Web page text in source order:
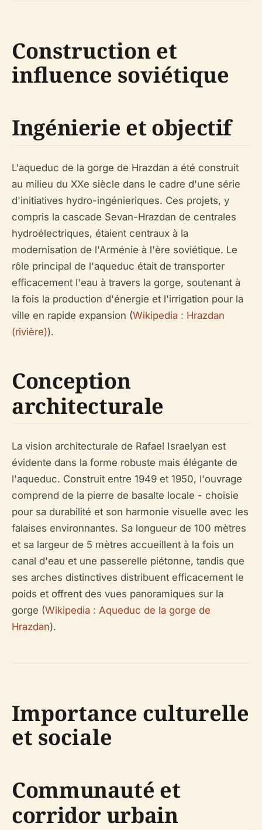
Construction et
influence soviétique
Ingénierie et objectif
L'aqueduc de la gorge de Hrazdan a été construit
au milieu du XXe siècle dans le cadre d'une série
d'initiatives hydro-ingénieriques. Ces projets, y
compris la cascade Sevan-Hrazdan de centrales
hydroélectriques, étaient centraux à la
modernisation de l'Arménie à l'ère soviétique. Le
rôle principal de l'aqueduc était de transporter
efficacement l'eau à travers la gorge, soutenant à
la fois la production d'énergie et l'irrigation pour la
ville en rapide expansion (Wikipedia : Hrazdan
(rivière)).
Conception
architecturale
La vision architecturale de Rafael Israelyan est
évidente dans la forme robuste mais élégante de
l'aqueduc. Construit entre 1949 et 1950, l'ouvrage
comprend de la pierre de basalte locale - choisie
pour sa durabilité et son harmonie visuelle avec les
falaises environnantes. Sa longueur de 100 mètres
et sa largeur de 5 mètres accueillent à la fois un
canal d'eau et une passerelle piétonne, tandis que
ses arches distinctives distribuent efficacement le
poids et offrent des vues panoramiques sur la
gorge (Wikipedia : Aqueduc de la gorge de
Hrazdan).
Importance culturelle
et sociale
Communauté et
corridor urbain